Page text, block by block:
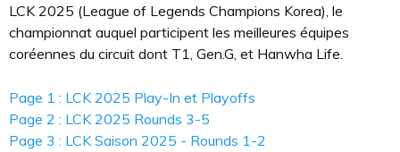
LCK 2025 (League of Legends Champions Korea), le
championnat auquel participent les meilleures équipes
coréennes du circuit dont T1, Gen.G, et Hanwha Life.
Page 1 : LCK 2025 Play-In et Playoffs
Page 2 : LCK 2025 Rounds 3-5
Page 3 : LCK Saison 2025 - Rounds 1-2